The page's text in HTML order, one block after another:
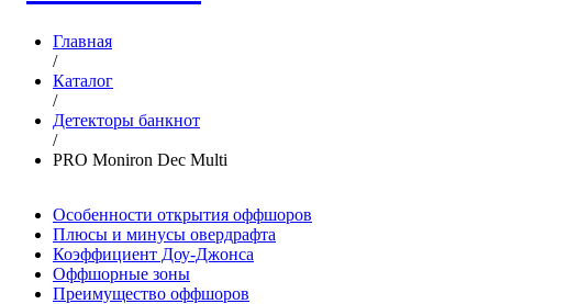
Главная
/
Каталог
/
Детекторы банкнот
/
PRO Moniron Dec Multi
Особенности открытия оффшоров
Плюсы и минусы овердрафта
Коэффициент Доу-Джонса
Оффшорные зоны
Преимущество оффшоров